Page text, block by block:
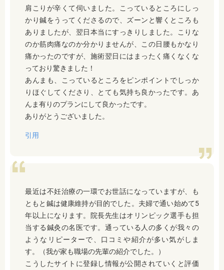
肩こりが辛くて伺いました。こっているところにしっ
かり鍼をうってくださるので、ズーンと響くところも
ありましたが、翌日本当にすっきりしました。こりな
のか筋肉痛なのか分かりませんが、この日腰もかなり
痛かったのですが、施術翌日にはまったく痛くなくな
っており驚きました！
あんまも、こっているところをピンポイントでしっか
りほぐしてくださり、とても気持ち良かったです。あ
んま有りのプランにして良かったです。
ありがとうございました。
引用
最近は不妊治療の一環でお世話になっていますが、も
ともと鍼は健康維持が目的でした。夫婦で通い始めて5
年以上になります。院長先生はオリンピック選手も担
当する鍼灸の名医です。通っている人の多くが我々の
ようなリピーターで、口コミや紹介が多い気がしま
す。（我が家も職場の先輩の紹介でした。）
こうしたサイトに登録し情報が公開されていくと評価